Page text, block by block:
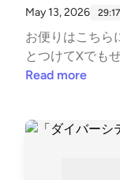
May 13, 2026 29:17
お便りは⁠⁠⁠⁠⁠⁠⁠こちら⁠⁠⁠⁠⁠⁠⁠
とつけてXでも
Read more